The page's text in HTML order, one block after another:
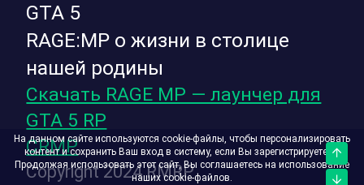
GTA 5
RAGE:MP о жизни в столице
нашей родины
Скачать RAGE MP — лаунчер для
GTA 5 RP
CRMP
Copyright 2024 RMRP
На данном сайте используются cookie-файлы, чтобы персонализировать
контент и сохранить Ваш вход в систему, если Вы зарегистрируетесь.
Продолжая использовать этот сайт, Вы соглашаетесь на использование
наших cookie-файлов.
Верх
Низ